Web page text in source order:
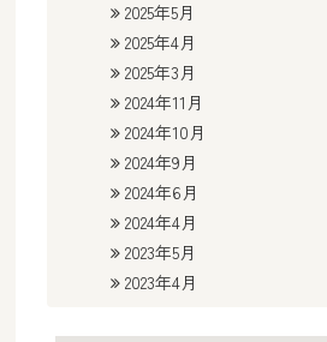
2025年5月
2025年4月
2025年3月
2024年11月
2024年10月
2024年9月
2024年6月
2024年4月
2023年5月
2023年4月